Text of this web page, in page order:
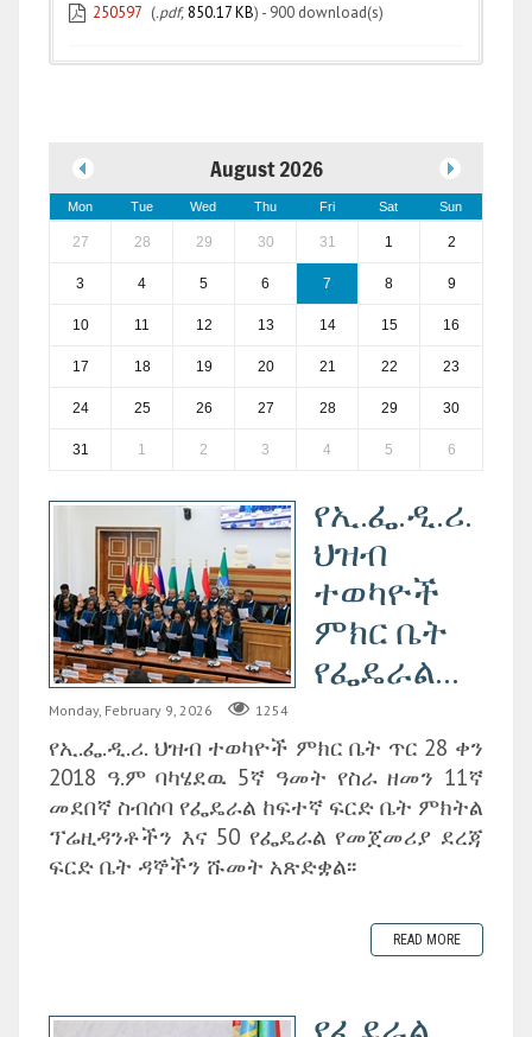
250597 (.pdf, 850.17 KB) - 900 download(s)
August 2026
Mon Tue Wed Thu Fri Sat Sun
27 28 29 30 31 1 2
3 4 5 6 7 8 9
10 11 12 13 14 15 16
17 18 19 20 21 22 23
24 25 26 27 28 29 30
31 1 2 3 4 5 6
የኢ.ፌ.ዲ.ሪ.
ህዝብ
ተወካዮች
ምክር ቤት
የፌዴራል...
Monday, February 9, 2026 1254
የኢ.ፌ.ዲ.ሪ. ህዝብ ተወካዮች ምክር ቤት ጥር 28 ቀን
2018 ዓ.ም ባካሄደዉ 5ኛ ዓመት የስራ ዘመን 11ኛ
መደበኛ ስብሰባ የፌዴራል ከፍተኛ ፍርድ ቤት ምክትል
ፕሬዚዳንቶችን እና 50 የፌዴራል የመጀመሪያ ደረጃ
ፍርድ ቤት ዳኞችን ሹመት አጽድቋል፡፡
READ MORE